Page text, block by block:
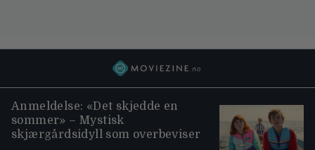
Anmeldelse: «Det skjedde en
sommer» – Mystisk
skjærgårdsidyll som overbeviser